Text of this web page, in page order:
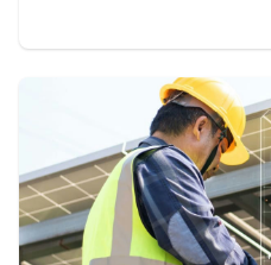
énergétique et la
réduisant leur
intelligents permettent
adaptatives et
confort et la sécurité.